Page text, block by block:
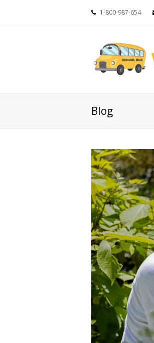
1-800-987-654
Blog